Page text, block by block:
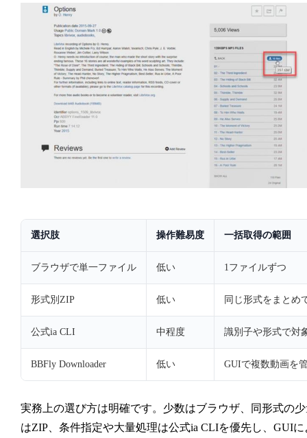
選択肢 操作難易度 一括取得の範囲
ブラウザで単一ファイル 低い 1ファイルずつ
形式別ZIP 低い 同じ形式をまとめ
公式ia CLI 中程度 識別子や形式で対
BBFly Downloader 低い GUIで複数動画を
実務上の選び方は明確です。少数はブラウザ、同形式の
はZIP、条件指定や大量処理は公式ia CLIを優先し、GUIに